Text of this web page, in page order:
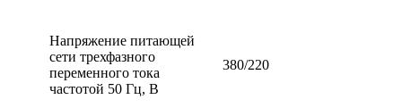
Напряжение питающей
сети трехфазного
переменного тока
частотой 50 Гц, В
380/220